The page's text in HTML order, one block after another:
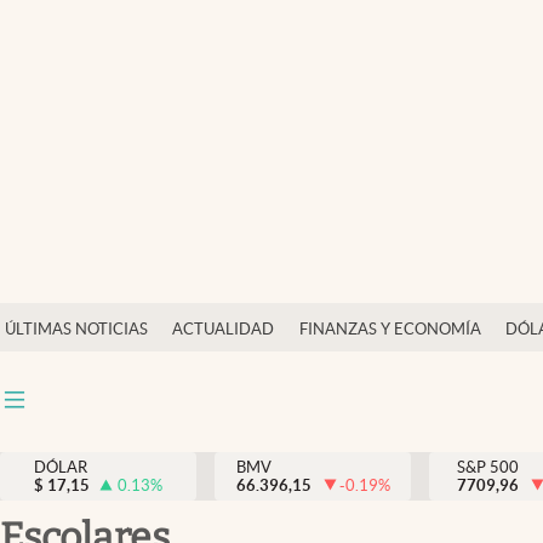
ÚLTIMAS NOTICIAS ACTUALIDAD FINANZAS Y ECONOMÍA
Opinión
Vida y estilo
DÓLAR
$ 17,15 0.13%
BMV
66.396,15
-0.19%
S&P 500
7709,96